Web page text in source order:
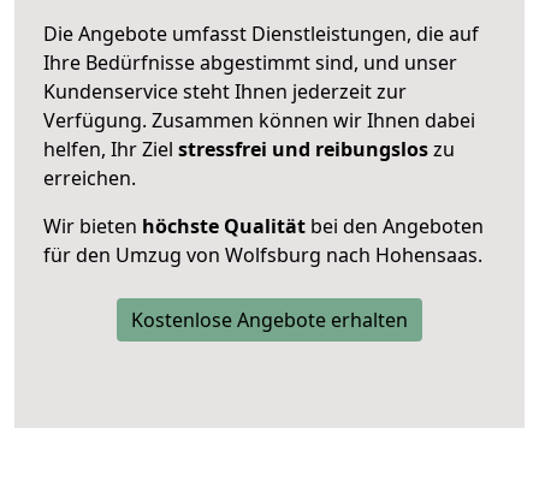
Die Angebote umfasst Dienstleistungen, die auf
Ihre Bedürfnisse abgestimmt sind, und unser
Kundenservice steht Ihnen jederzeit zur
Verfügung. Zusammen können wir Ihnen dabei
helfen, Ihr Ziel stressfrei und reibungsloszu
erreichen.
Wir bieten höchste Qualität bei den Angeboten
für den Umzug von Wolfsburg nach Hohensaas.
Kostenlose Angebote erhalten